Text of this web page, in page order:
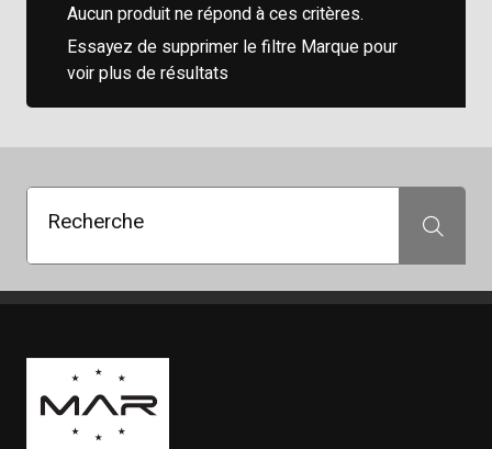
Aucun produit ne répond à ces critères.
Essayez de supprimer le filtre Marque pour
voir plus de résultats
Recherche Recherche
Boutique Mags à Rabais